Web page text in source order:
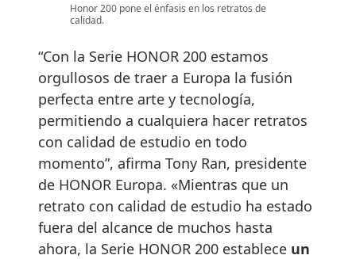
Honor 200 pone el énfasis en los retratos de
calidad.
“Con la Serie HONOR 200 estamos
orgullosos de traer a Europa la fusión
perfecta entre arte y tecnología,
permitiendo a cualquiera hacer retratos
con calidad de estudio en todo
momento”, afirma Tony Ran, presidente
de HONOR Europa. «Mientras que un
retrato con calidad de estudio ha estado
fuera del alcance de muchos hasta
ahora, la Serie HONOR 200 establece un